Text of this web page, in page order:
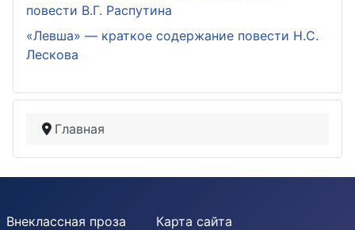
повести В.Г. Распутина
«Левша» — краткое содержание повести Н.С.
Лескова
Главная
Внеклассная проза Карта сайта